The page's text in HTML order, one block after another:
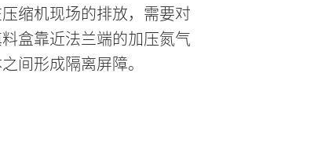
缩机现场的排放，需要对
盒靠近法兰端的加压氮气
间形成隔离屏障。